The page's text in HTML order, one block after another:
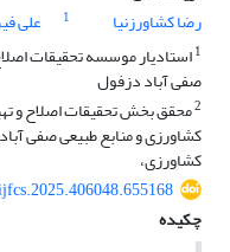
رضا کشاورزنیا
1 علی
1استادیار موسسه تحقیقات
صفی آباد دزفول
2محقق بخش تحقیقات اصلاح و
کشاورزی و منابع طبیعی صفی
کشاورزی،
چکیده